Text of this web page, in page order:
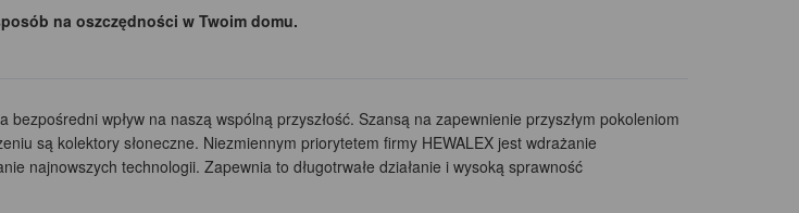
na oszczędności w Twoim domu.
bezpośredni wpływ na naszą wspólną przyszłość. Szansą na zapewnienie przyszłym pokoleniom
są kolektory słoneczne. Niezmiennym priorytetem firmy HEWALEX jest wdrażanie
najnowszych technologii. Zapewnia to długotrwałe działanie i wysoką sprawność